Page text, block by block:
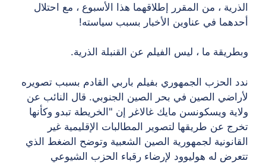
الذرية ، من المقرر إطلاقهما هذا الأسبوع ، مع احتلال
أحدهما في عناوين الأخبار بسبب سياسته!
وبطريقة ما ، ليس الفيلم عن القنبلة الذرية.
ندد الحزب الجمهوري بفيلم باربي القادم بسبب تصويره
لأراضي الصين في بحر الصين الجنوبي. قال النائب عن
ولاية ويسكونسن مايك غالاغر إن "الخريطة تبدو وكأنها
تخرج عن طريقها لتصوير المطالبات الإقليمية غير
القانونية لجمهورية الصين الشعبية وتوضح الضغط الذي
تتعرض له هوليوود لإرضاء رقباء الحزب الشيوعي